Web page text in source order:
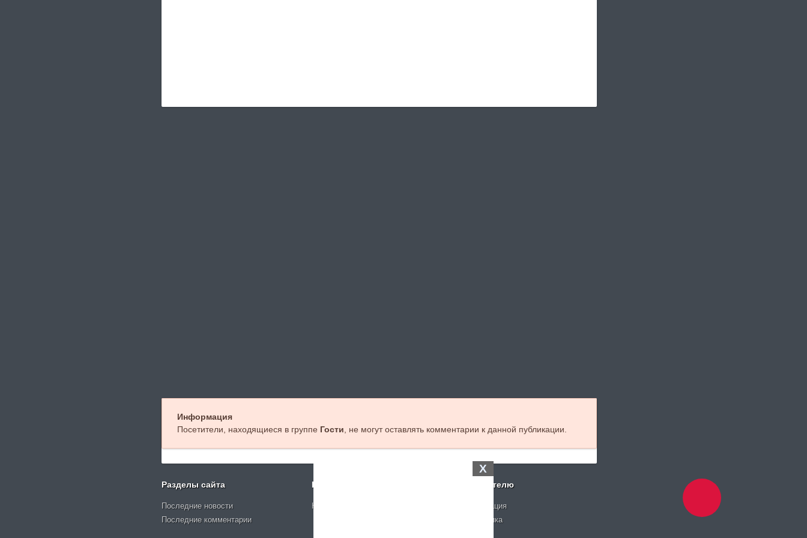
X
Информация
Посетители, находящиеся в группе Гости , не могут оставлять комментарии к данной публикации.
Разделы сайта
Последние новости
Последние комментарии
Поддержка
Контакты
Посетителю
Регистрация
Статистика